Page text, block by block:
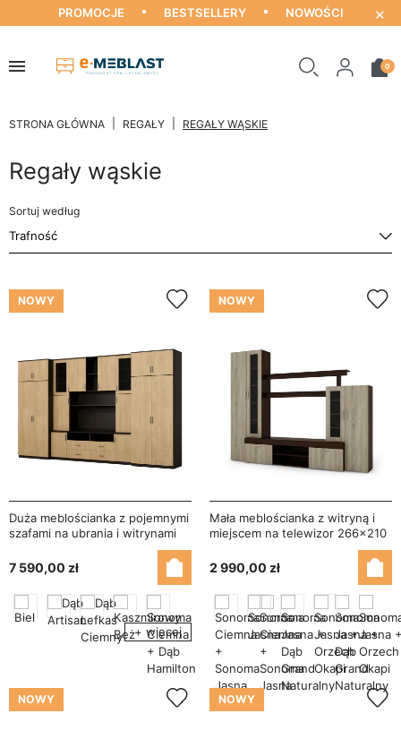
PROMOCJE BESTSELLERY NOWOŚCI ×
0
STRONA GŁÓWNA REGAŁY REGAŁY WĄSKIE
Regały wąskie
Sortuj według
NOWY
Duża meblościanka z pojemnymi
szafami na ubrania i witrynami
390×232 cm Sonoma Ciemna /
Dąb Hamilton – SAWA
7 590,00 zł
+ więcej
NOWY
Mała meblościanka z witryną i
miejscem na telewizor 266×210
cm Sonoma Ciemna / Sonoma
Jasna – APOLLO
2 990,00 zł
NOWY NOWY